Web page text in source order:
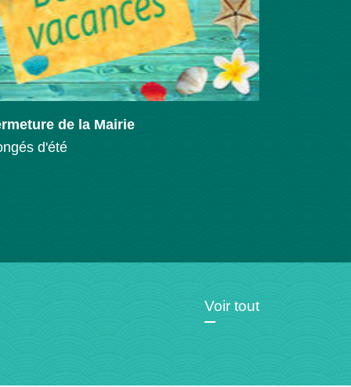
de la Mairie
d'été
Voir tout